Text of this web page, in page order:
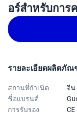
อร์สําหรับกา
รายละเอียดผลิตภั
สถานที่กำเนิด
จีน
ชื่อแบรนด์
การรับรอง
CE